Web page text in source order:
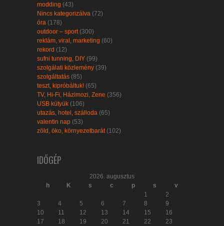
modding (43)
Nincs kategorizálva (72)
óra (178)
outdoor – sport (300)
reklám, viral, marketing (60)
rekord (12)
sufni tunning, DIY (99)
szolgálati közlemény (39)
szolgáltatás (85)
teszt, kipróbáltuk! (65)
TV, Hi-Fi, Házimozi, Zene (356)
USB kütyük (106)
utazás, hotel, szálloda (65)
valentin nap (53)
zöld, öko, környezetbarát (102)
IDŐGÉP
2026. augusztus
h
K s c p s
v
1
2
3
4 5 6 7 8
9
10
11 12 13 14 15
16
17
18 19 20 21 22
23